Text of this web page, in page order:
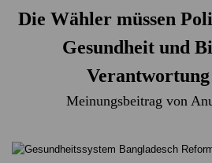
Die Wähler müssen
Gesundheit und
Verantwortung
Meinungsbeitrag von